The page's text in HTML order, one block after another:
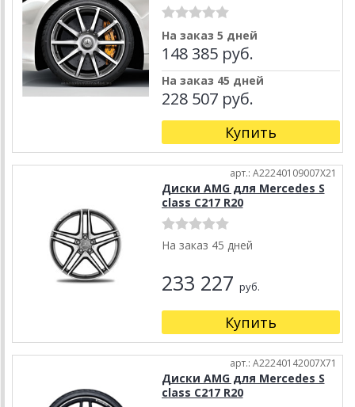
На заказ 5 дней
148 385 руб.
На заказ 45 дней
228 507 руб.
Купить
арт.: A22240109007X21
Диски AMG для Mercedes S
class C217 R20
На заказ 45 дней
233 227 руб.
Купить
арт.: A22240142007X71
Диски AMG для Mercedes S
class C217 R20